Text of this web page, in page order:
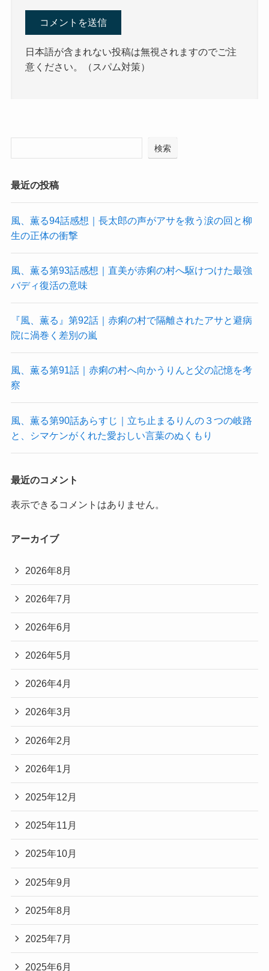
日本語が含まれない投稿は無視されますのでご注
意ください。（スパム対策）
検索
最近の投稿
風、薫る94話感想｜長太郎の声がアサを救う涙の回と柳
生の正体の衝撃
風、薫る第93話感想｜直美が赤痢の村へ駆けつけた最強
バディ復活の意味
『風、薫る』第92話｜赤痢の村で隔離されたアサと避病
院に渦巻く差別の嵐
風、薫る第91話｜赤痢の村へ向かうりんと父の記憶を考
察
風、薫る第90話あらすじ｜立ち止まるりんの３つの岐路
と、シマケンがくれた愛おしい言葉のぬくもり
最近のコメント
表示できるコメントはありません。
アーカイブ
2026年8月
2026年7月
2026年6月
2026年5月
2026年4月
2026年3月
2026年2月
2026年1月
2025年12月
2025年11月
2025年10月
2025年9月
2025年8月
2025年7月
2025年6月